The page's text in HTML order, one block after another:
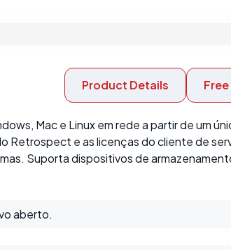
Product Details Free
Mac e Linux em rede a partir de um
e as licenças do cliente de
Suporta dispositivos de
aberto.